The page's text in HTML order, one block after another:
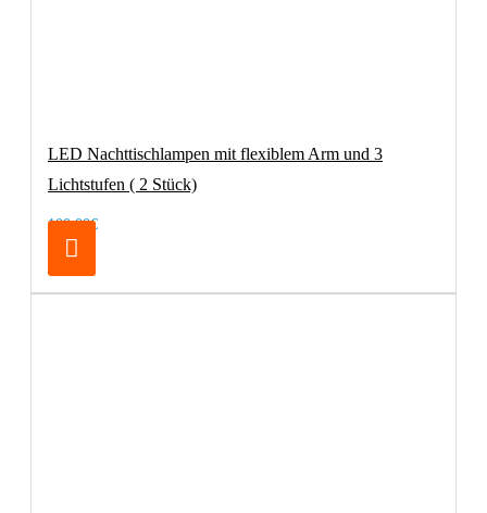
LED Nachttischlampen mit flexiblem Arm und 3
Lichtstufen ( 2 Stück)
100,00€